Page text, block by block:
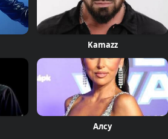
Kamazz
Алсу